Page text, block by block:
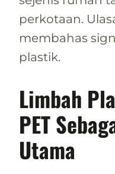
perkotaan.
membahas
plastik.
Limbah
PET
Utama